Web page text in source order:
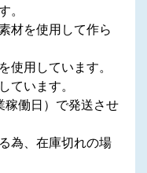
。
材を使用して作ら
使用しています。
ています。
稼働日）で発送させ
為、在庫切れの場